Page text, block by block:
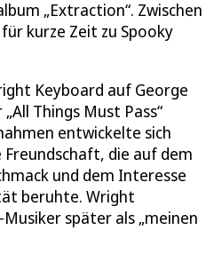
„Extraction“. Zwischen
kurze Zeit zu Spooky
Keyboard auf George
Things Must Pass“
entwickelte sich
Freundschaft, die auf dem
und dem Interesse
beruhte. Wright
später als „meinen